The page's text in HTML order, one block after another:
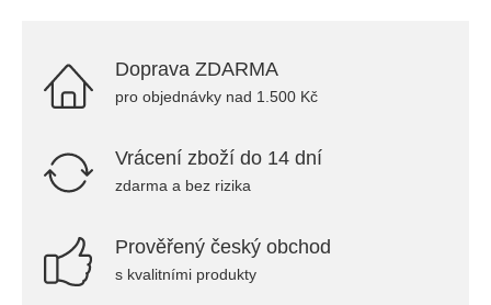
Doprava ZDARMA
pro objednávky nad 1.500 Kč
Vrácení zboží do 14 dní
zdarma a bez rizika
Prověřený český obchod
s kvalitními produkty